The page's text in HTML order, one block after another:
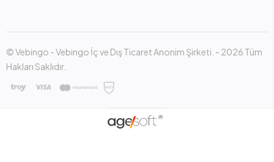
© Vebingo - Vebingo İç ve Dış Ticaret Anonim Şirketi. - 2026 Tüm
Hakları Saklıdır.